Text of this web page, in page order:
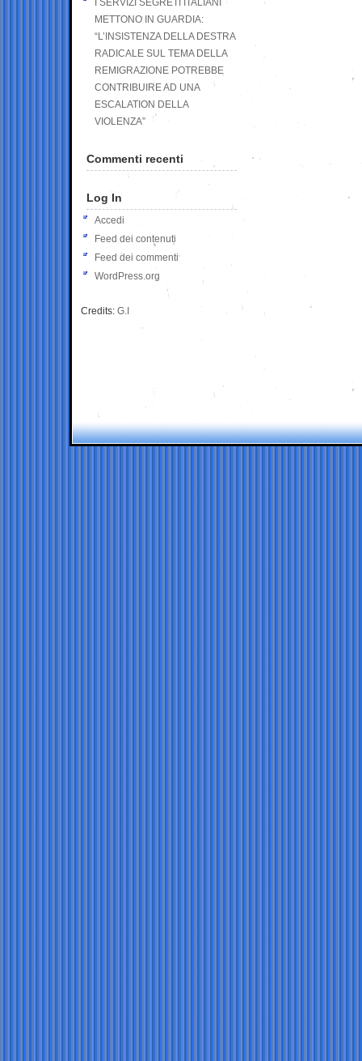
I SERVIZI SEGRETI ITALIANI
METTONO IN GUARDIA:
“L’INSISTENZA DELLA DESTRA
RADICALE SUL TEMA DELLA
REMIGRAZIONE POTREBBE
CONTRIBUIRE AD UNA
ESCALATION DELLA
VIOLENZA”
Commenti recenti
Log In
Accedi
Feed dei contenuti
Feed dei commenti
WordPress.org
Credits: G.I